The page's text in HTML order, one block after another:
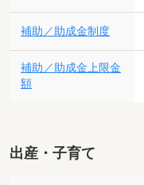
補助／助成金制度
補助／助成金上限金
額
出産・子育て